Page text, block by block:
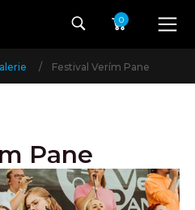
0
/ Festival Verím Pane
Pane